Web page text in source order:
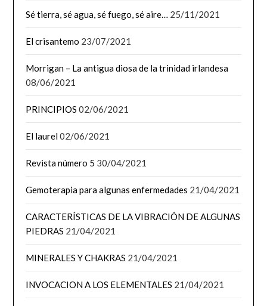
Sé tierra, sé agua, sé fuego, sé aire… 25/11/2021
El crisantemo 23/07/2021
Morrigan – La antigua diosa de la trinidad irlandesa
08/06/2021
PRINCIPIOS 02/06/2021
El laurel02/06/2021
Revista número 5 30/04/2021
Gemoterapia para algunas enfermedades 21/04/2021
CARACTERÍSTICAS DE LA VIBRACIÓN DE ALGUNAS
PIEDRAS 21/04/2021
MINERALES Y CHAKRAS 21/04/2021
INVOCACION A LOS ELEMENTALES 21/04/2021